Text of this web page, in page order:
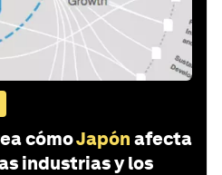
cómoJapón afecta
industrias y los